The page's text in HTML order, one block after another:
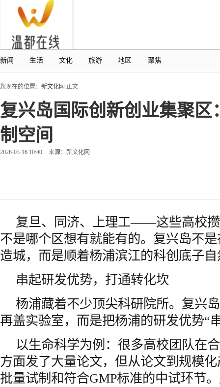
新闻 生活 文化 旅游 地区 聚焦
您现在的位置： 新文化网 正文
复兴岛国际创新创业集聚
制空间
2026-03-16 10:40 来源：新文化网
复旦、同济、上理工——这些高校
不是哪个区想有就能有的。复兴岛不
造城，而是顺着杨浦滨江的科创底子
串起研发优势，打通转化坎
杨浦藏着不少顶尖科研院所。复兴
再盖实验室，而是把杨浦的研发优势“
以生命科学为例：很多高校团队在
方面发了大量论文，但从论文到规模
批量试制和符合GMP标准的中试环节